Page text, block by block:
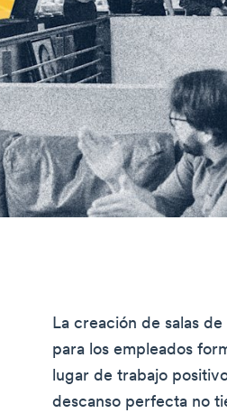
La creación de salas
para los empleados
lugar de trabajo
descanso perfecta no